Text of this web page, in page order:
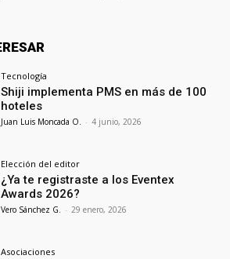
Tecnología
Shiji implementa PMS en más de 100
hoteles
Juan Luis Moncada O. - 4 junio, 2026
Elección del editor
¿Ya te registraste a los Eventex
Awards 2026?
Vero Sánchez G. - 29 enero, 2026
Asociaciones